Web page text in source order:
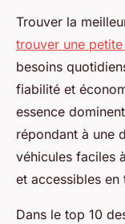
Trouver la
trouver une
besoins
fiabilité et
essence
répondant à une
véhicules faciles
et accessibles
Dans le top 10